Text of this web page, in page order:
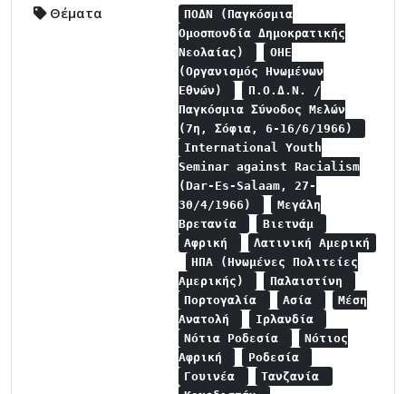
Θέματα
ΠΟΔΝ (Παγκόσμια
Ομοσπονδία Δημοκρατικής
Νεολαίας)
ΟΗΕ
(Οργανισμός Ηνωμένων
Εθνών)
Π.Ο.Δ.Ν. /
Παγκόσμια Σύνοδος Μελών
(7η, Σόφια, 6-16/6/1966)
International Youth
Seminar against Racialism
(Dar-Es-Salaam, 27-
30/4/1966)
Μεγάλη
Βρετανία
Βιετνάμ
Αφρική
Λατινική Αμερική
ΗΠΑ (Ηνωμένες Πολιτείες
Αμερικής)
Παλαιστίνη
Πορτογαλία
Ασία
Μέση
Ανατολή
Ιρλανδία
Νότια Ροδεσία
Νότιος
Αφρική
Ροδεσία
Γουινέα
Τανζανία